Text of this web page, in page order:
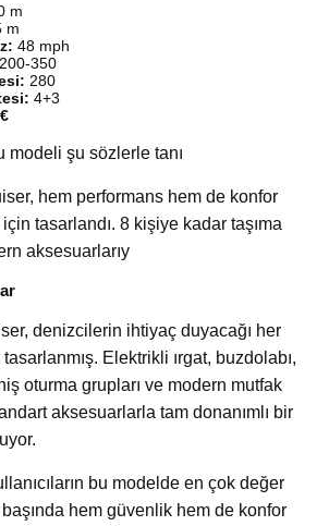
m
m
48 mph
200-350
280
4+3
modeli şu sözlerle tanı
hem performans hem de konfor
tasarlandı. 8 kişiye kadar taşıma
aksesuarlarıy
denizcilerin ihtiyaç duyacağı her
Elektrikli ırgat, buzdolabı,
oturma grupları ve modern mutfak
aksesuarlarla tam donanımlı bir
bu modelde en çok değer
hem güvenlik hem de konfor